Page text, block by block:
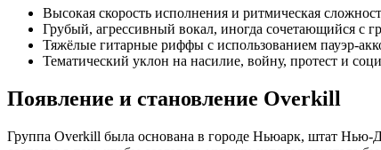
Высокая скорость исполнения и ритмическая
Грубый, агрессивный вокал, иногда сочетающийся с
Тяжёлые гитарные риффы с использованием пауэр-
Тематический уклон на насилие, войну, протест и
Появление и становление Overkill
Группа Overkill была основана в городе Ньюарк, штат Нью-